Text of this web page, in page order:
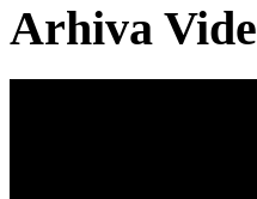
Arhiva